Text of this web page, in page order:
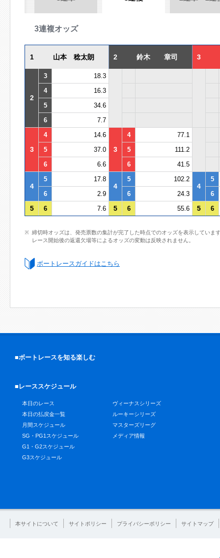
3連複オッズ
1 山本 稔太朗 2 鈴木 章司 3
2
3
18.3
4
16.3
5
34.6
6
7.7
3
4 14.6
3
4
77.1
5
37.0 5
111.2
6
6.6 6 41.5
4
5 17.8
4
5 102.2
4
5
6
2.9 6 24.3 6
5 6 7.6 5 6 55.6 5 6
締切時オッズは、発売票数の集計が完了した時点でのオッズを表示していま
レース開始後の返還欠場等によるオッズの変動は反映されません。
ボートレースガイドはこちら
■ボートレースを知る楽しむ
■レーススケジュール
本日のレース
本日の払戻金一覧
月間スケジュール
SG・PG1スケジュール
G1・G2スケジュール
G3スケジュール
ヴィーナスシリーズ
ルーキーシリーズ
マスターズリーグ
メディア情報
本サイトについて サイトポリシー プライバシーポリシー サイトマップ